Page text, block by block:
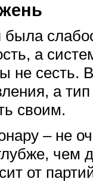
а
сесть. В
а
своим.
– не
чем
от